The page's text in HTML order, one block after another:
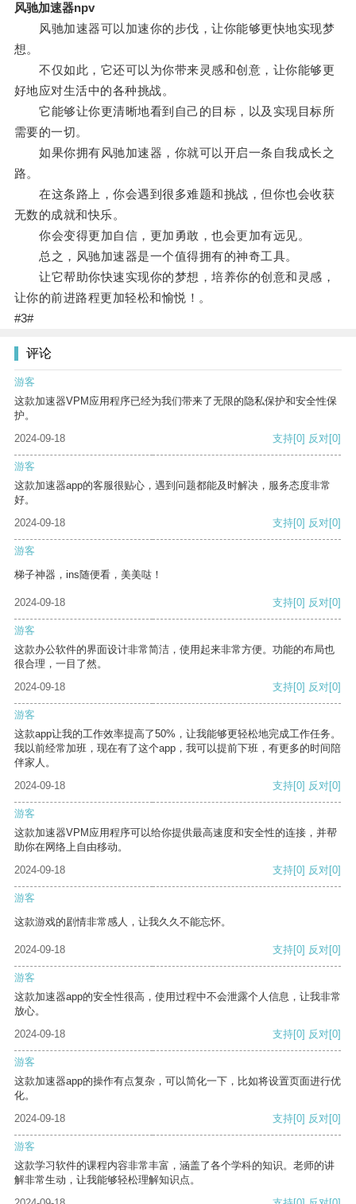
风驰加速器npv
风驰加速器可以加速你的步伐，让你能够更快地实现梦
想。
不仅如此，它还可以为你带来灵感和创意，让你能够更
好地应对生活中的各种挑战。
它能够让你更清晰地看到自己的目标，以及实现目标所
需要的一切。
如果你拥有风驰加速器，你就可以开启一条自我成长之
路。
在这条路上，你会遇到很多难题和挑战，但你也会收获
无数的成就和快乐。
你会变得更加自信，更加勇敢，也会更加有远见。
总之，风驰加速器是一个值得拥有的神奇工具。
让它帮助你快速实现你的梦想，培养你的创意和灵感，
让你的前进路程更加轻松和愉悦！。
#3#
评论
游客
这款加速器VPM应用程序已经为我们带来了无限的隐私保护和安全性保
护。
2024-09-18
支持[0] 反对[0]
游客
这款加速器app的客服很贴心，遇到问题都能及时解决，服务态度非常
好。
2024-09-18
支持[0] 反对[0]
游客
梯子神器，ins随便看，美美哒！
2024-09-18 支持[0] 反对[0]
游客
这款办公软件的界面设计非常简洁，使用起来非常方便。功能的布局也
很合理，一目了然。
2024-09-18
支持[0] 反对[0]
游客
这款app让我的工作效率提高了50%，让我能够更轻松地完成工作任务。
我以前经常加班，现在有了这个app，我可以提前下班，有更多的时间陪
伴家人。
2024-09-18
支持[0] 反对[0]
游客
这款加速器VPM应用程序可以给你提供最高速度和安全性的连接，并帮
助你在网络上自由移动。
2024-09-18
支持[0] 反对[0]
游客
这款游戏的剧情非常感人，让我久久不能忘怀。
2024-09-18 支持[0] 反对[0]
游客
这款加速器app的安全性很高，使用过程中不会泄露个人信息，让我非常
放心。
2024-09-18
支持[0] 反对[0]
游客
这款加速器app的操作有点复杂，可以简化一下，比如将设置页面进行优
化。
2024-09-18
支持[0] 反对[0]
游客
这款学习软件的课程内容非常丰富，涵盖了各个学科的知识。老师的讲
解非常生动，让我能够轻松理解知识点。